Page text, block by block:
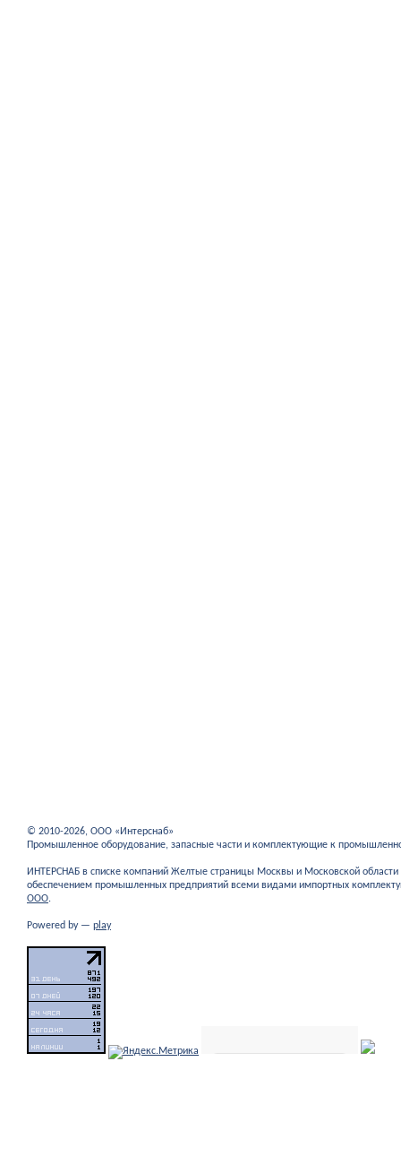
© 2010-2026, ООО «Интерснаб»
Промышленное оборудование, запасные части и комплектующие к
ИНТЕРСНАБ в списке компаний Желтые страницы Москвы и Московской
обеспечением промышленных предприятий всеми видами импортных
ООО.
Powered by — play